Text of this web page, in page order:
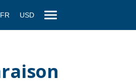
FR USD